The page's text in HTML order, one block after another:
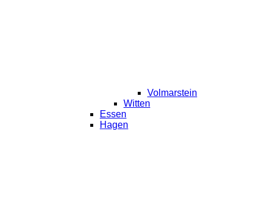
Volmarstein
Witten
Essen
Hagen